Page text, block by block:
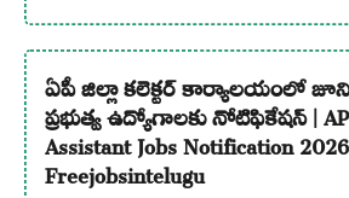
ఏపీ జిల్లా కలెక్టర్ కార్యాలయంలో
ప్రభుత్వ ఉద్యోగాలకు నోటిఫికేషన్ |
Assistant Jobs Notification
Freejobsintelugu